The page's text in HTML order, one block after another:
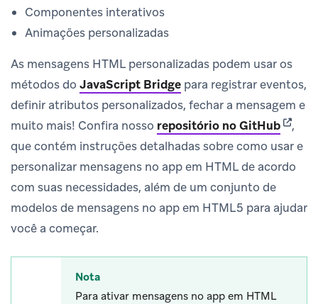
Componentes interativos
Animações personalizadas
As mensagens HTML personalizadas podem usar os
métodos do JavaScript Bridge para registrar eventos,
definir atributos personalizados, fechar a mensagem e
muito mais! Confira nosso repositório no GitHub
,
que contém instruções detalhadas sobre como usar e
personalizar mensagens no app em HTML de acordo
com suas necessidades, além de um conjunto de
modelos de mensagens no app em HTML5 para ajudar
você a começar.
Nota
Para ativar mensagens no app em HTML